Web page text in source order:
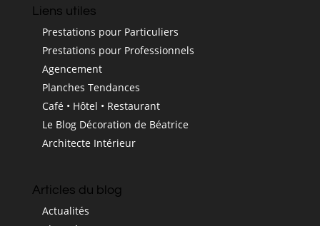
Liens utiles
Prestations pour Particuliers
Prestations pour Professionnels
Agencement
Planches Tendances
Café • Hôtel • Restaurant
Le Blog Décoration de Béatrice
Architecte Intérieur
Articles du blog
Actualités